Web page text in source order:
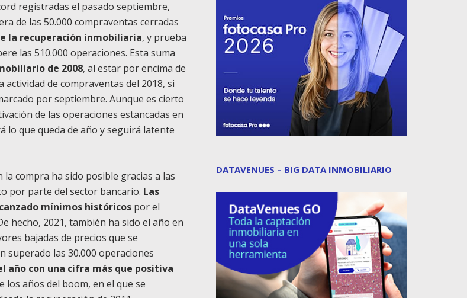
registradas el pasado septiembre,
de las 50.000 compraventas cerradas
la recuperación inmobiliaria, y prueba
las 510.000 operaciones. Esta suma
de 2008, al estar por encima de
de compraventas del 2018, si
por septiembre. Aunque es cierto
de las operaciones estancadas en
lo que queda de año y seguirá latente
compra ha sido posible gracias a las
por parte del sector bancario. Las
mínimos históricos por el
hecho, 2021, también ha sido el año en
bajadas de precios que se
superado las 30.000 operaciones
año con una cifra más que positiva
los años del boom, en el que se
DATAVENUES – BIG DATA INMOBILIARIO